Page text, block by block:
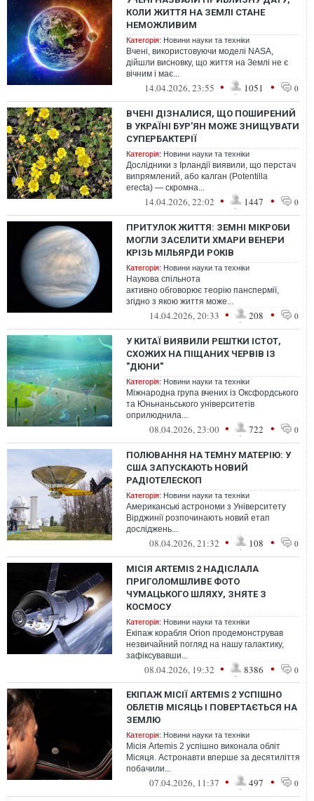
КОЛИ ЖИТТЯ НА ЗЕМЛІ СТАНЕ
НЕМОЖЛИВИМ
Категорія: Новини науки та техніки
Вчені, використовуючи моделі NASA,
дійшли висновку, що життя на Землі не є
вічним і має...
14.04.2026, 23:55 • 1051 • 0
ВЧЕНІ ДІЗНАЛИСЯ, ЩО ПОШИРЕНИЙ
В УКРАЇНІ БУР’ЯН МОЖЕ ЗНИЩУВАТИ
СУПЕРБАКТЕРІЇ
Категорія: Новини науки та техніки
Дослідники з Ірландії виявили, що перстач
випрямлений, або калган (Potentilla
erecta) — скромна...
14.04.2026, 22:02 • 1447 • 0
ПРИТУЛОК ЖИТТЯ: ЗЕМНІ МІКРОБИ
МОГЛИ ЗАСЕЛИТИ ХМАРИ ВЕНЕРИ
КРІЗЬ МІЛЬЯРДИ РОКІВ
Категорія: Новини науки та техніки
Наукова спільнота
активно обговорює теорію панспермії,
згідно з якою життя може...
14.04.2026, 20:33 • 208 • 0
У КИТАЇ ВИЯВИЛИ РЕШТКИ ІСТОТ,
СХОЖИХ НА ПІЩАНИХ ЧЕРВІВ ІЗ
"ДЮНИ"
Категорія: Новини науки та техніки
Міжнародна група вчених із Оксфордського
та Юньнаньського університетів
оприлюднила...
08.04.2026, 23:00 • 722 • 0
ПОЛЮВАННЯ НА ТЕМНУ МАТЕРІЮ: У
США ЗАПУСКАЮТЬ НОВИЙ
РАДІОТЕЛЕСКОП
Категорія: Новини науки та техніки
Американські астрономи з Університету
Вірджинії розпочинають новий етап
досліджень...
08.04.2026, 21:32 • 108 • 0
МІСІЯ ARTEMIS 2 НАДІСЛАЛА
ПРИГОЛОМШЛИВЕ ФОТО
ЧУМАЦЬКОГО ШЛЯХУ, ЗНЯТЕ З
КОСМОСУ
Категорія: Новини науки та техніки
Екіпаж корабля Orion продемонстрував
незвичайний погляд на нашу галактику,
зафіксувавши...
08.04.2026, 19:32 • 8386 • 0
ЕКІПАЖ МІСІЇ ARTEMIS 2 УСПІШНО
ОБЛЕТІВ МІСЯЦЬ І ПОВЕРТАЄТЬСЯ НА
ЗЕМЛЮ
Категорія: Новини науки та техніки
Місія Artemis 2 успішно виконала обліт
Місяця. Астронавти вперше за десятиліття
побачили...
07.04.2026, 11:37 • 497 • 0